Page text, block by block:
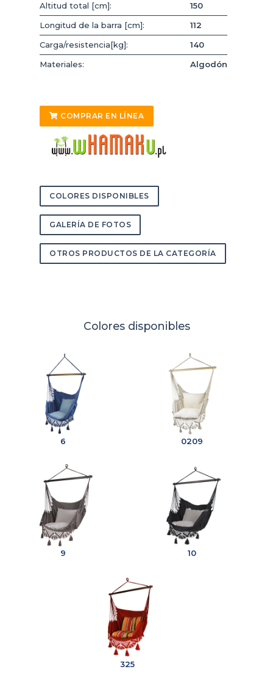
Altitud total [cm]:
150
Longitud de la barra [cm]:
112
Carga/resistencia[kg]:
140
Materiales:
Algodón
COMPRAR EN LÍNEA
COLORES DISPONIBLES
GALERÍA DE FOTOS
OTROS PRODUCTOS DE LA CATEGORÍA
Colores disponibles
6 0209
9 10
325